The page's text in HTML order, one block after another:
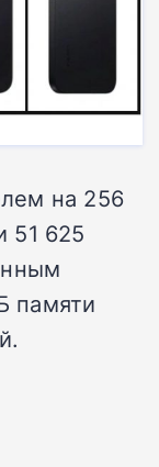
на 256
51 625
памяти